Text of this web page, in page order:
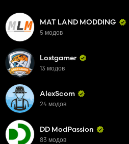
MAT LAND MODDING
5 модов
Lostgamer
13 модов
AlexScom
24 модов
DD ModPassion
83 модов